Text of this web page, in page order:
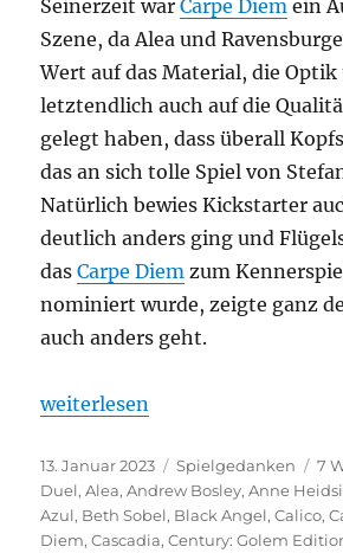
Seinerzeit warCarpe Diem ein
Szene, da Alea und
Wert auf das Material, die Optik
letztendlich auch auf die
gelegt haben, dass überall
das an sich tolle Spiel von
Natürlich bewies Kickstarter
deutlich anders ging und
dasCarpe Diem zum
nominiert wurde, zeigte ganz
auch anders geht.
„Mehr heimliche Helden –
weiterlesen
Veröffentlicht
am
13. Januar 2023 Kategorien
Spielgedanken 7
Duel,Alea,Andrew Bosley,Anne
Azul, Beth Sobel, Black Angel,Calico,
Diem,Cascadia,Century: Golem